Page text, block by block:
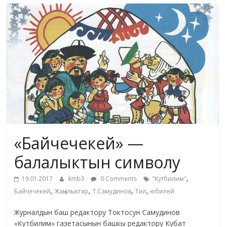
маданияты
жана
адабияты
«Байчечекей» —
балалыктын символу
19.01.2017 kmb3 0 Comments "Кутбилим",
Байчечекей,Жаңылыктар,Т.Самудинов,Тил, юбилей
Журналдын баш редактору Токтосун Самудинов
«Кутбилим» газетасынын башкы редактору Кубат